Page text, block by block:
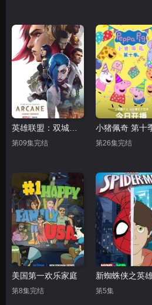
第09集完结 第26集完结
美国第一欢乐家庭
第8集完结 第5集